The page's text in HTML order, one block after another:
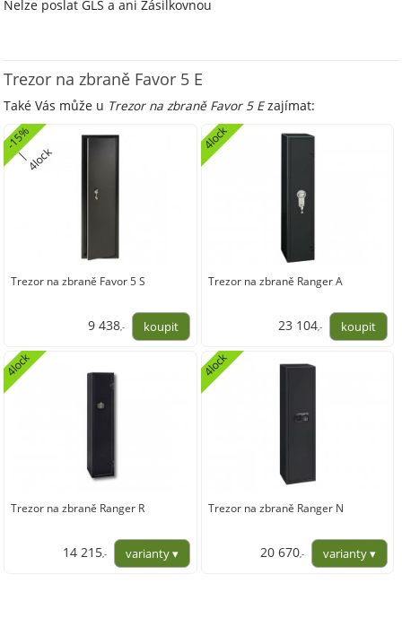
Nelze poslat GLS a ani Zásilkovnou
Trezor na zbraně Favor 5 E
Také Vás může u Trezor na zbraně Favor 5 Ezajímat:
Trezor na zbraně Favor 5 S
-
1
5
%
|
4
l
o
ck
9 438,-
Trezor na zbraně Ranger A
4lock
23 104,-
Trezor na zbraně Ranger R
4lock
14 215,-
Trezor na zbraně Ranger N
4lock
20 670,-